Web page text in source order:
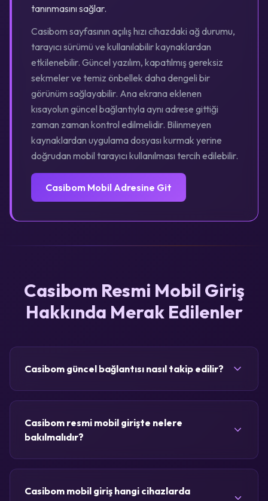
tanınmasını sağlar.
Casibom sayfasının açılış hızı cihazdaki ağ durumu,
tarayıcı sürümü ve kullanılabilir kaynaklardan
etkilenebilir. Güncel yazılım, kapatılmış gereksiz
sekmeler ve temiz önbellek daha dengeli bir
görünüm sağlayabilir. Ana ekrana eklenen
kısayolun güncel bağlantıyla aynı adrese gittiği
zaman zaman kontrol edilmelidir. Bilinmeyen
kaynaklardan uygulama dosyası kurmak yerine
doğrudan mobil tarayıcı kullanılması tercih edilebilir.
Casibom Mobil Adresine Git
Casibom Resmi Mobil Giriş
Hakkında Merak Edilenler
Casibom güncel bağlantısı nasıl takip edilir?
Casibom resmi mobil girişte nelere
bakılmalıdır?
Casibom mobil giriş hangi cihazlarda